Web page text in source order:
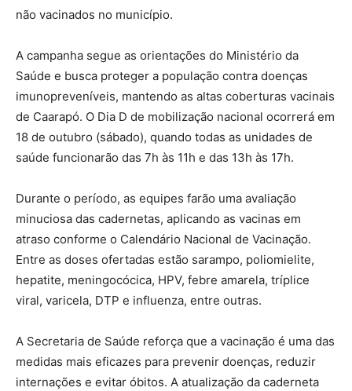
não vacinados no município.
A campanha segue as orientações do Ministério da
Saúde e busca proteger a população contra doenças
imunopreveníveis, mantendo as altas coberturas vacinais
de Caarapó. O Dia D de mobilização nacional ocorrerá em
18 de outubro (sábado), quando todas as unidades de
saúde funcionarão das 7h às 11h e das 13h às 17h.
Durante o período, as equipes farão uma avaliação
minuciosa das cadernetas, aplicando as vacinas em
atraso conforme o Calendário Nacional de Vacinação.
Entre as doses ofertadas estão sarampo, poliomielite,
hepatite, meningocócica, HPV, febre amarela, tríplice
viral, varicela, DTP e influenza, entre outras.
A Secretaria de Saúde reforça que a vacinação é uma das
medidas mais eficazes para prevenir doenças, reduzir
internações e evitar óbitos. A atualização da caderneta